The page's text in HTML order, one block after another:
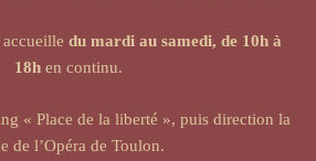
du mardi au samedi, de 10h à
18h en continu.
« Place de la liberté », puis direction la
de l’Opéra de Toulon.